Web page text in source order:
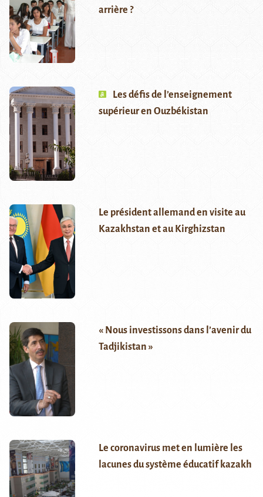
arrière ?
Les défis de l’enseignement
supérieur en Ouzbékistan
Le président allemand en visite au
Kazakhstan et au Kirghizstan
« Nous investissons dans l’avenir du
Tadjikistan »
Le coronavirus met en lumière les
lacunes du système éducatif kazakh